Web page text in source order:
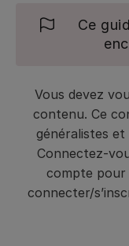
Ce
Vous devez
contenu. Ce
généralistes et
Connectez-
compte pour
connecter/